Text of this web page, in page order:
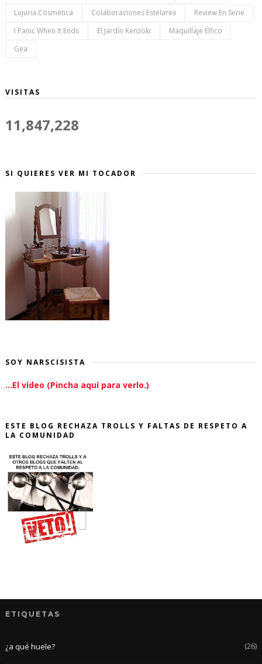
Lujuria Cosmética Colaboraciones Estelares
Review En Serie
I Panic When It Ends
El Jardín Kenzoki
Maquillaje Élfico
Gea
VISITAS
11,847,228
SI QUIERES VER MI TOCADOR
SOY NARSCISISTA
...El vídeo (Pincha aquí para verlo.)
ESTE BLOG RECHAZA TROLLS Y FALTAS DE RESPETO A
LA COMUNIDAD
ETIQUETAS
¿a qué huele? (26)